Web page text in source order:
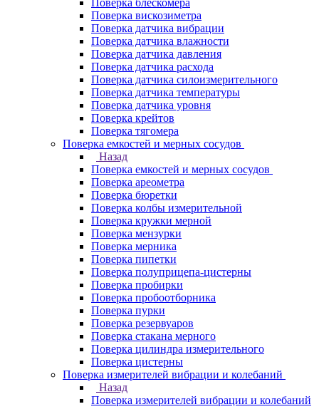
Поверка блескомера
Поверка вискозиметра
Поверка датчика вибрации
Поверка датчика влажности
Поверка датчика давления
Поверка датчика расхода
Поверка датчика силоизмерительного
Поверка датчика температуры
Поверка датчика уровня
Поверка крейтов
Поверка тягомера
Поверка емкостей и мерных сосудов
Назад
Поверка емкостей и мерных сосудов
Поверка ареометра
Поверка бюретки
Поверка колбы измерительной
Поверка кружки мерной
Поверка мензурки
Поверка мерника
Поверка пипетки
Поверка полуприцепа-цистерны
Поверка пробирки
Поверка пробоотборника
Поверка пурки
Поверка резервуаров
Поверка стакана мерного
Поверка цилиндра измерительного
Поверка цистерны
Поверка измерителей вибрации и колебаний
Назад
Поверка измерителей вибрации и колебаний